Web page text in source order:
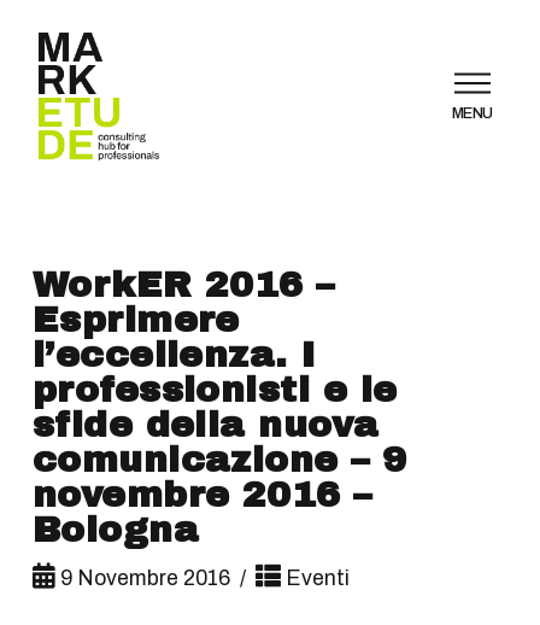
MENU
WorkER 2016 –
Esprimere
l’eccellenza. I
professionisti e le
sfide della nuova
comunicazione – 9
novembre 2016 –
Bologna
9 Novembre 2016 Eventi